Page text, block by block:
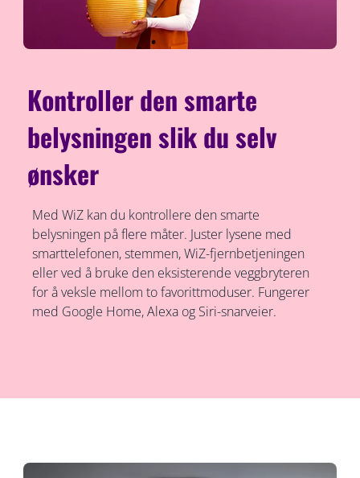
Kontroller den smarte
belysningen slik du selv
ønsker
Med WiZ kan du kontrollere den smarte
belysningen på flere måter. Juster lysene med
smarttelefonen, stemmen, WiZ-fjernbetjeningen
eller ved å bruke den eksisterende veggbryteren
for å veksle mellom to favorittmoduser. Fungerer
med Google Home, Alexa og Siri-snarveier.